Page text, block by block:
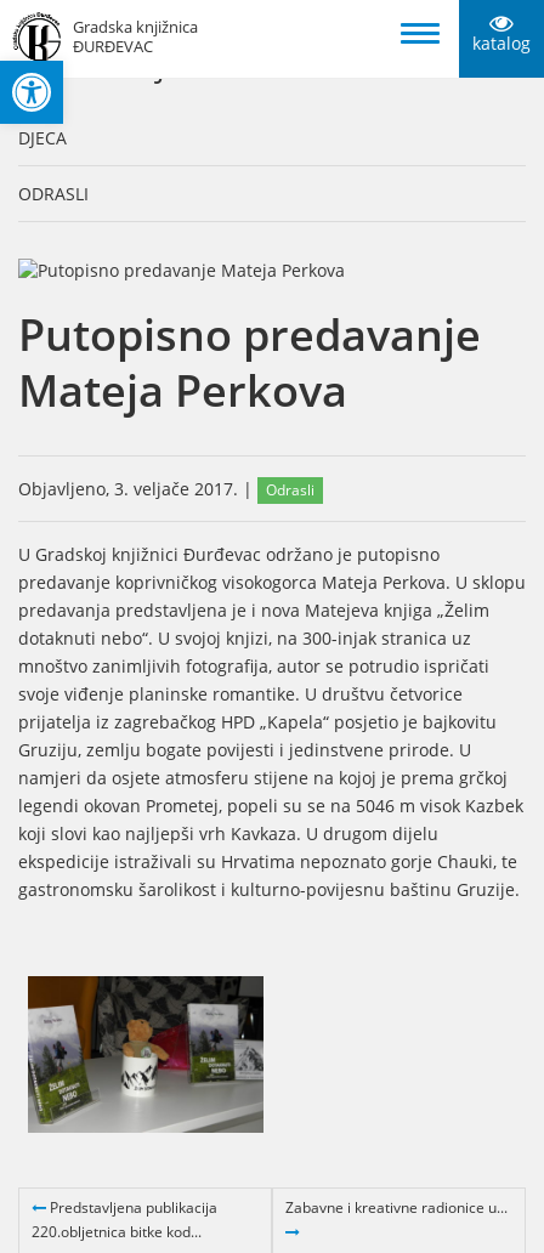
Open toolbar
Gradska knjižnica
ĐURĐEVAC
katalog
KATEGORIJE
DJECA
ODRASLI
Putopisno predavanje
Mateja Perkova
Objavljeno, 3. veljače 2017. | Odrasli
U Gradskoj knjižnici Đurđevac održano je putopisno
predavanje koprivničkog visokogorca Mateja Perkova. U sklopu
predavanja predstavljena je i nova Matejeva knjiga „Želim
dotaknuti nebo“. U svojoj knjizi, na 300-injak stranica uz
mnoštvo zanimljivih fotografija, autor se potrudio ispričati
svoje viđenje planinske romantike. U društvu četvorice
prijatelja iz zagrebačkog HPD „Kapela“ posjetio je bajkovitu
Gruziju, zemlju bogate povijesti i jedinstvene prirode. U
namjeri da osjete atmosferu stijene na kojoj je prema grčkoj
legendi okovan Prometej, popeli su se na 5046 m visok Kazbek
koji slovi kao najljepši vrh Kavkaza. U drugom dijelu
ekspedicije istraživali su Hrvatima nepoznato gorje Chauki, te
gastronomsku šarolikost i kulturno-povijesnu baštinu Gruzije.
Predstavljena publikacija
220.obljetnica bitke kod...
Zabavne i kreativne radionice u...